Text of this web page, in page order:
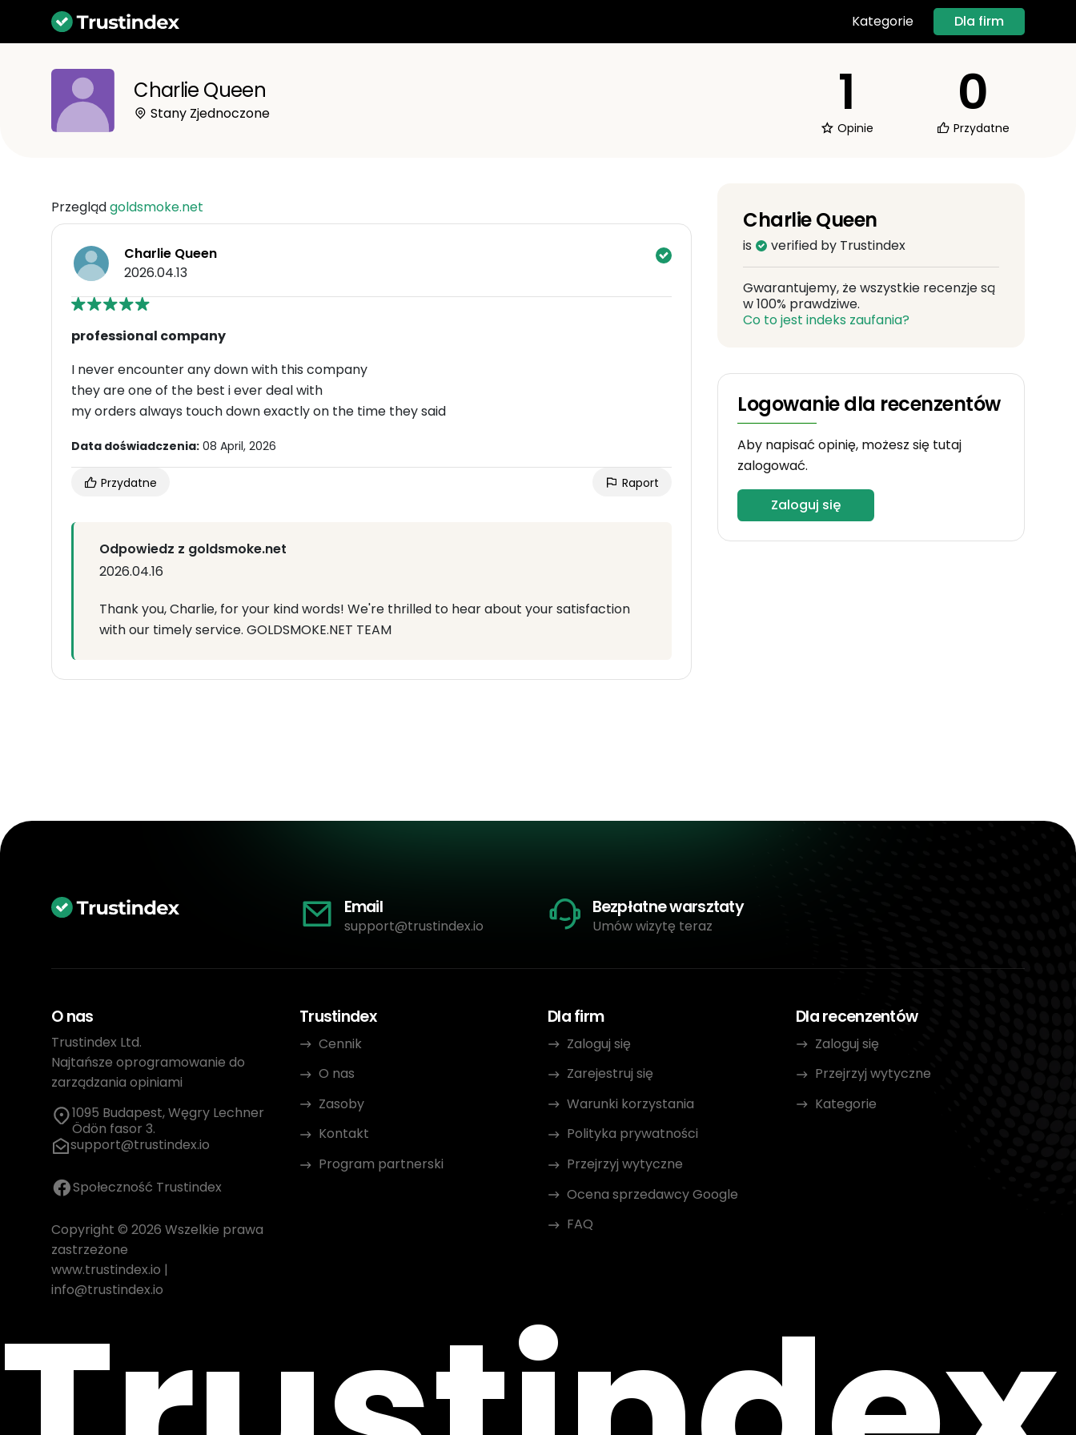
Kategorie Dla firm
Charlie Queen
Stany Zjednoczone 1
Opinie
0
Przydatne
Przeglądgoldsmoke.net
Charlie Queen
2026.04.13
professional company
I never encounter any down with this company
they are one of the best i ever deal with
my orders always touch down exactly on the time they said
Data doświadczenia: 08 April, 2026
Przydatne Raport
Odpowiedz z goldsmoke.net
2026.04.16
Thank you, Charlie, for your kind words! We're thrilled to hear about your satisfaction
with our timely service. GOLDSMOKE.NET TEAM
Charlie Queen
is verified by Trustindex
Gwarantujemy, że wszystkie recenzje są
w 100% prawdziwe.
Co to jest indeks zaufania?
Logowanie dla recenzentów
Aby napisać opinię, możesz się tutaj
zalogować.
Zaloguj się
Email
support@trustindex.io
Bezpłatne warsztaty
Umów wizytę teraz
O nas
Trustindex Ltd.
Najtańsze oprogramowanie do
zarządzania opiniami
1095 Budapest, Węgry Lechner
Ödön fasor 3.
support@trustindex.io
Społeczność Trustindex
Copyright © 2026 Wszelkie prawa
zastrzeżone
www.trustindex.io |
info@trustindex.io
Trustindex
Cennik
O nas
Zasoby
Kontakt
Program partnerski
Dla firm
Zaloguj się
Zarejestruj się
Warunki korzystania
Polityka prywatności
Przejrzyj wytyczne
Ocena sprzedawcy Google
FAQ
Dla recenzentów
Zaloguj się
Przejrzyj wytyczne
Kategorie